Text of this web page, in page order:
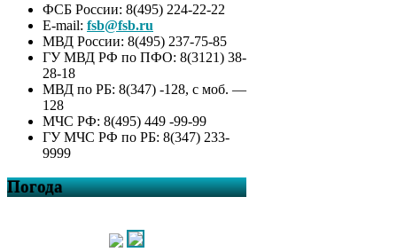
ФСБ России: 8(495) 224-22-22
E-mail: fsb@fsb.ru
МВД России: 8(495) 237-75-85
ГУ МВД РФ по ПФО: 8(3121) 38-
28-18
МВД по РБ: 8(347) -128, с моб. —
128
МЧС РФ: 8(495) 449 -99-99
ГУ МЧС РФ по РБ: 8(347) 233-
9999
Погода